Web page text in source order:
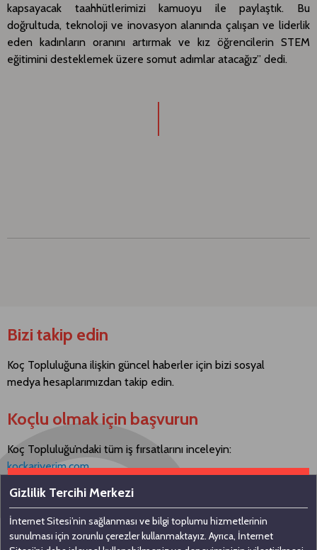
kapsayacak taahhütlerimizi kamuoyu ile paylaştık. Bu
doğrultuda, teknoloji ve inovasyon alanında çalışan ve liderlik
eden kadınların oranını artırmak ve kız öğrencilerin STEM
eğitimini desteklemek üzere somut adımlar atacağız” dedi.
Bizi takip edin
Koç Topluluğuna ilişkin güncel haberler için bizi sosyal
medya hesaplarımızdan takip edin.
Koçlu olmak için başvurun
Koç Topluluğu’ndaki tüm iş fırsatlarını inceleyin:
kockariyerim.com
Bizimle iletişime geçin
Gizlilik Tercihi Merkezi
İnternet Sitesi’nin sağlanması ve bilgi toplumu hizmetlerinin
sunulması için zorunlu çerezler kullanmaktayız. Ayrıca, İnternet